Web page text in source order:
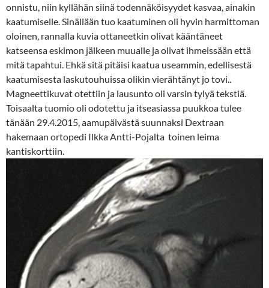
onnistu, niin kyllähän siinä todennäköisyydet kasvaa, ainakin
kaatumiselle. Sinällään tuo kaatuminen oli hyvin harmittoman
oloinen, rannalla kuvia ottaneetkin olivat kääntäneet
katseensa eskimon jälkeen muualle ja olivat ihmeissään että
mitä tapahtui. Ehkä sitä pitäisi kaatua useammin, edellisestä
kaatumisesta laskutouhuissa olikin vierähtänyt jo tovi..
Magneettikuvat otettiin ja lausunto oli varsin tylyä tekstiä.
Toisaalta tuomio oli odotettu ja itseasiassa puukkoa tulee
tänään 29.4.2015, aamupäivästä suunnaksi Dextraan
hakemaan ortopedi Ilkka Antti-Pojalta toinen leima
kantiskorttiin.